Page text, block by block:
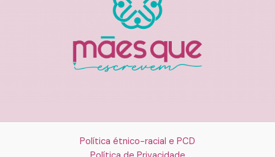
Política étnico-racial e PCD